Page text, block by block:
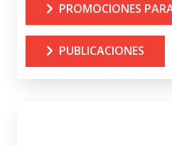
PROMOCIONES
PUBLICACIONES